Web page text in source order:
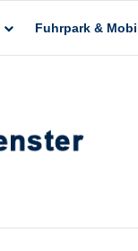
Fuhrpark &